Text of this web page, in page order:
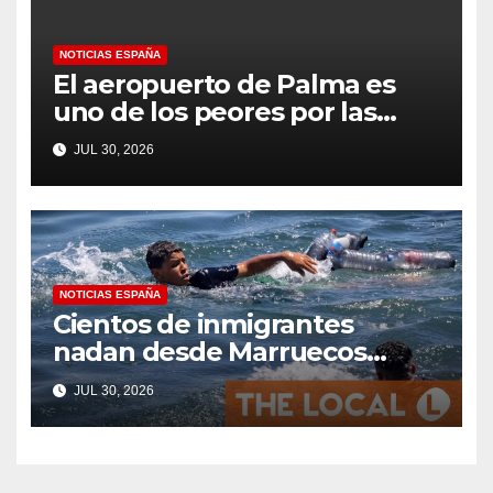
NOTICIAS ESPAÑA
El aeropuerto de Palma es
uno de los peores por las
colas en el control fronterizo
EES para los británicos que se
dirigen a Mallorca según
Which?
JUL 30, 2026
NOTICIAS ESPAÑA
Cientos de inmigrantes
nadan desde Marruecos
hasta el territorio español de
Ceuta
JUL 30, 2026